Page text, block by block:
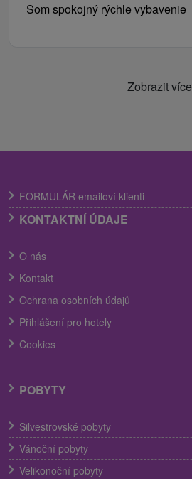
Som spokojný rýchle vybavenie
Zobrazit více
FORMULÁR emailoví klienti
KONTAKTNÍ ÚDAJE
O nás
Kontakt
Ochrana osobních údajů
Přihlášení pro hotely
Cookies
POBYTY
Silvestrovské pobyty
Vánoční pobyty
Velikonoční pobyty